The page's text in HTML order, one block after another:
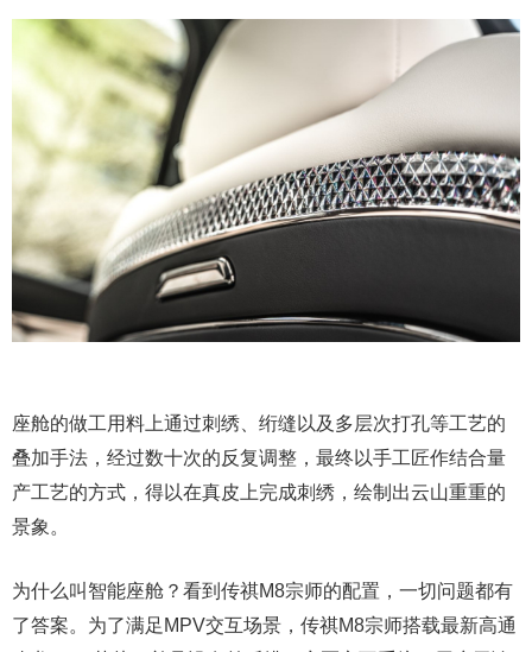
座舱的做工用料上通过刺绣、绗缝以及多层次打孔等工艺的
叠加手法，经过数十次的反复调整，最终以手工匠作结合量
产工艺的方式，得以在真皮上完成刺绣，绘制出云山重重的
景象。
为什么叫智能座舱？看到传祺M8宗师的配置，一切问题都有
了答案。为了满足MPV交互场景，传祺M8宗师搭载最新高通